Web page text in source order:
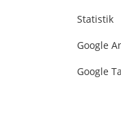
Statistik
Google
Google